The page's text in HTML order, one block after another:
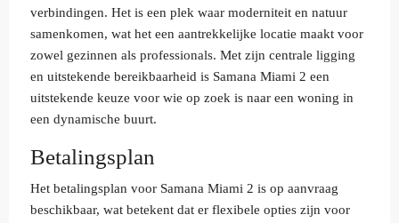
verbindingen. Het is een plek waar moderniteit en natuur
samenkomen, wat het een aantrekkelijke locatie maakt voor
zowel gezinnen als professionals. Met zijn centrale ligging
en uitstekende bereikbaarheid is Samana Miami 2 een
uitstekende keuze voor wie op zoek is naar een woning in
een dynamische buurt.
Betalingsplan
Het betalingsplan voor Samana Miami 2 is op aanvraag
beschikbaar, wat betekent dat er flexibele opties zijn voor